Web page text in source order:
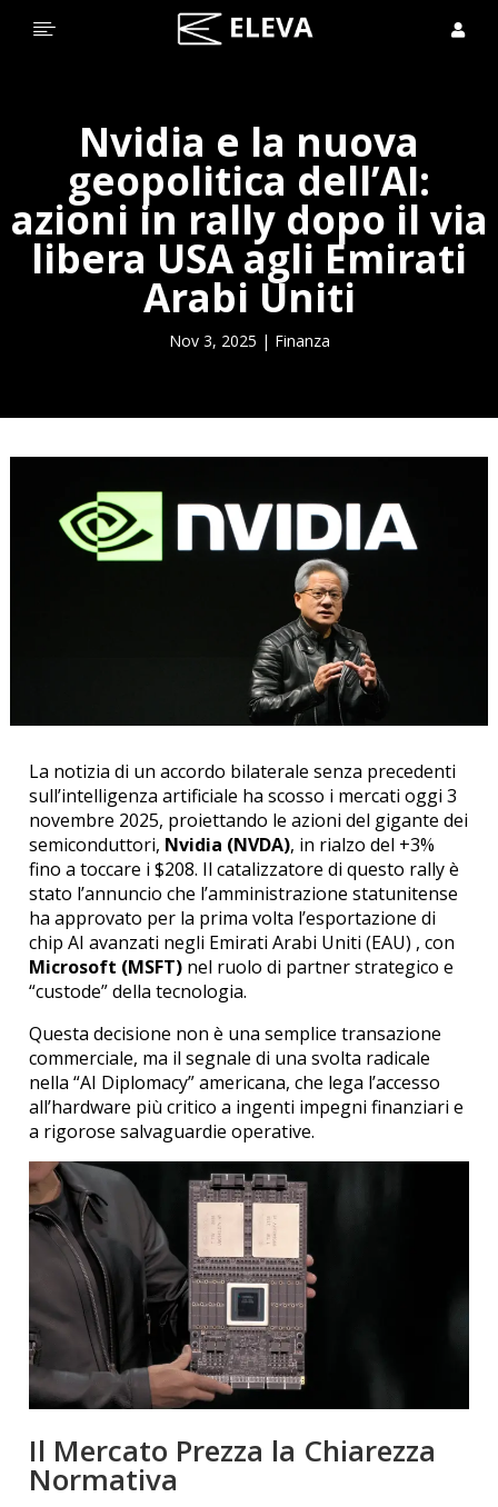
 
Nvidia e la nuova
geopolitica dell’AI:
azioni in rally dopo il via
libera USA agli Emirati
Arabi Uniti
Nov 3, 2025 | Finanza
La notizia di un accordo bilaterale senza precedenti
sull’intelligenza artificiale ha scosso i mercati oggi 3
novembre 2025, proiettando le azioni del gigante dei
semiconduttori, Nvidia (NVDA), in rialzo del +3%
fino a toccare i $208. Il catalizzatore di questo rally è
stato l’annuncio che l’amministrazione statunitense
ha approvato per la prima volta l’esportazione di
chip AI avanzati negli Emirati Arabi Uniti (EAU) , con
Microsoft (MSFT) nel ruolo di partner strategico e
“custode” della tecnologia.
Questa decisione non è una semplice transazione
commerciale, ma il segnale di una svolta radicale
nella “AI Diplomacy” americana, che lega l’accesso
all’hardware più critico a ingenti impegni finanziari e
a rigorose salvaguardie operative.
Il Mercato Prezza la Chiarezza
Normativa